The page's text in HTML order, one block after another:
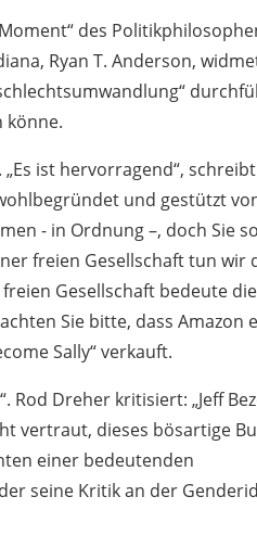
des
Ryan T. Anderson,
könne.
ist hervorragend“,
und gestützt
- in Ordnung –, doch Sie
freien Gesellschaft tun wir
Gesellschaft bedeute
Sie bitte, dass Amazon
Sally“ verkauft.
Rod Dreher kritisiert: „Jeff
vertraut, dieses bösartige
einer bedeutenden
seine Kritik an der